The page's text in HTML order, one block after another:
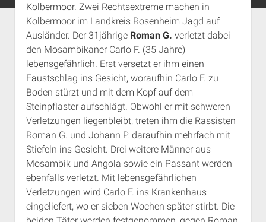
Aktuelles
Termine
open
dropdown
menu
Antifaschistische Termine im Süden
Antifaschistische Termine in München
Rechte Termine im Süden
Rechte Termine München
Chronologie
Das Archiv
open
dropdown
menu
a.i.d.a. e. V. unterstützen
Über a.i.d.a.
RSS-Feeds, Twitter & Facebook
Bibliothek
Kontakt & PGP-Key
Impressum
Kolbermoor. Zwei Rechtsextreme machen in
Kolbermoor im Landkreis Rosenheim Jagd auf
Ausländer. Der 31jährige Roman G. verletzt dabei
den Mosambikaner Carlo F. (35 Jahre)
lebensgefährlich. Erst versetzt er ihm einen
Faustschlag ins Gesicht, woraufhin Carlo F. zu
Boden stürzt und mit dem Kopf auf dem
Steinpflaster aufschlägt. Obwohl er mit schweren
Verletzungen liegenbleibt, treten ihm die Rassisten
Roman G. und Johann P. daraufhin mehrfach mit
Stiefeln ins Gesicht. Drei weitere Männer aus
Mosambik und Angola sowie ein Passant werden
ebenfalls verletzt. Mit lebensgefährlichen
Verletzungen wird Carlo F. ins Krankenhaus
eingeliefert, wo er sieben Wochen später stirbt. Die